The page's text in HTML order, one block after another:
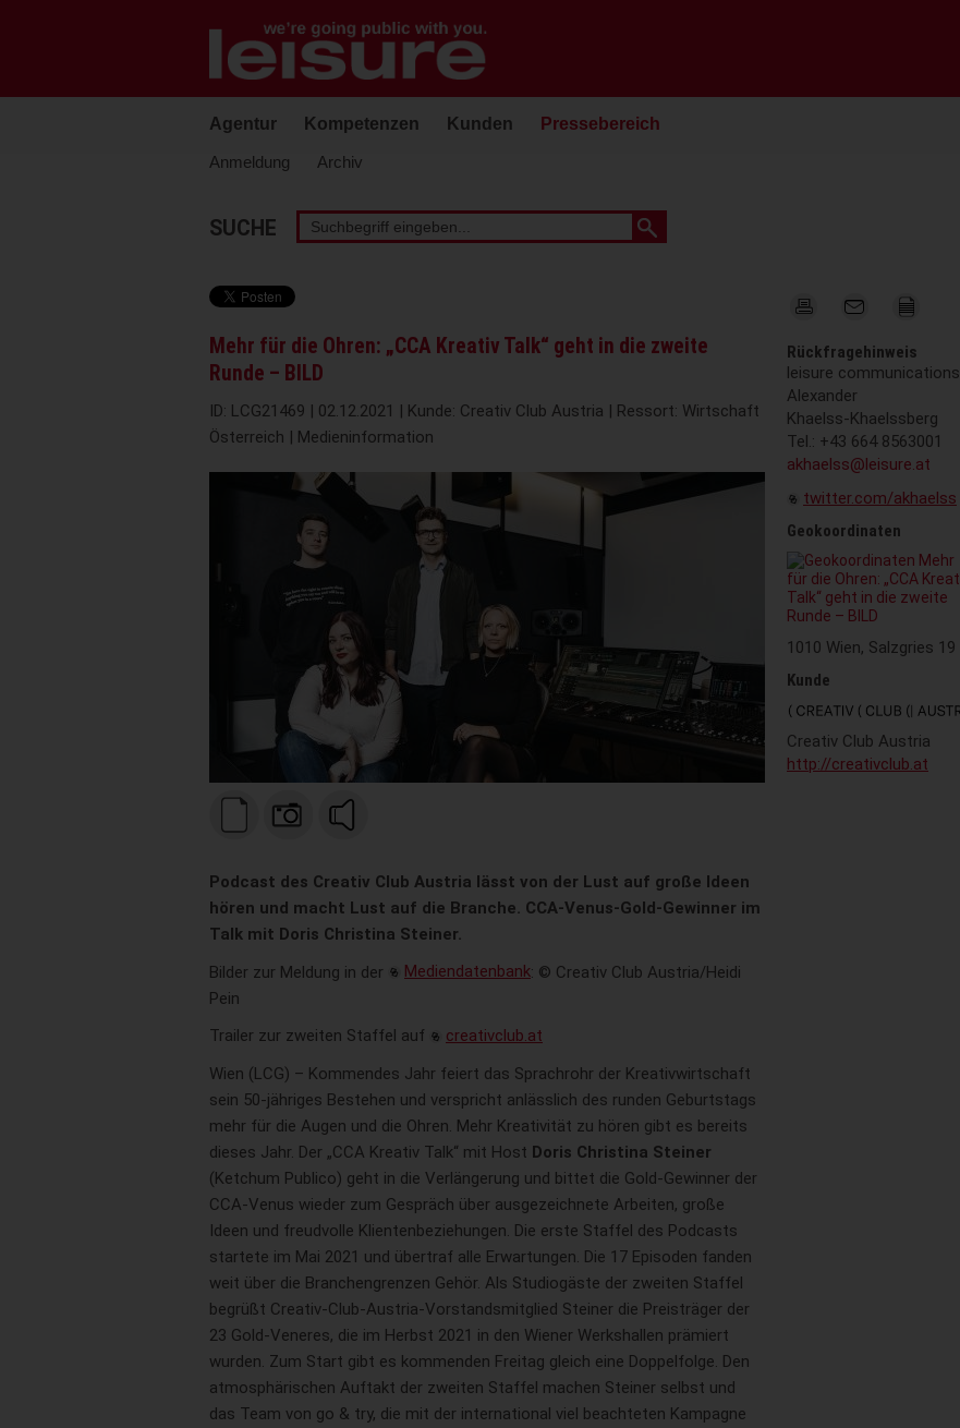
Bedienung
der
Webseite
Agentur Kompetenzen Kunden Pressebereich
Anmeldung Archiv
Stichwortsuche
SUCHE
Mehr für die Ohren: „CCA Kreativ Talk“ geht in die zweite
Runde – BILD
ID: LCG21469 | 02.12.2021 | Kunde: Creativ Club Austria | Ressort: Wirtschaft
Österreich | Medieninformation
Podcast des Creativ Club Austria lässt von der Lust auf große Ideen
hören und macht Lust auf die Branche. CCA-Venus-Gold-Gewinner im
Talk mit Doris Christina Steiner.
Bilder zur Meldung in der
Mediendatenbank: © Creativ Club Austria/Heidi
Pein
Trailer zur zweiten Staffel auf
creativclub.at
Wien (LCG) – Kommendes Jahr feiert das Sprachrohr der Kreativwirtschaft
sein 50-jähriges Bestehen und verspricht anlässlich des runden Geburtstags
mehr für die Augen und die Ohren. Mehr Kreativität zu hören gibt es bereits
dieses Jahr. Der „CCA Kreativ Talk“ mit Host Doris Christina Steiner
(Ketchum Publico) geht in die Verlängerung und bittet die Gold-Gewinner der
CCA-Venus wieder zum Gespräch über ausgezeichnete Arbeiten, große
Ideen und freudvolle Klientenbeziehungen. Die erste Staffel des Podcasts
startete im Mai 2021 und übertraf alle Erwartungen. Die 17 Episoden fanden
weit über die Branchengrenzen Gehör. Als Studiogäste der zweiten Staffel
begrüßt Creativ-Club-Austria-Vorstandsmitglied Steiner die Preisträger der
23 Gold-Veneres, die im Herbst 2021 in den Wiener Werkshallen prämiert
wurden. Zum Start gibt es kommenden Freitag gleich eine Doppelfolge. Den
atmosphärischen Auftakt der zweiten Staffel machen Steiner selbst und
das Team von go & try, die mit der international viel beachteten Kampagne
Rückfragehinweis
leisure communications
Alexander
Khaelss-Khaelssberg
Tel.: +43 664 8563001
akhaelss@leisure.at
twitter.com/akhaelss
Geokoordinaten
1010 Wien, Salzgries 19
Kunde
Creativ Club Austria
http://creativclub.at